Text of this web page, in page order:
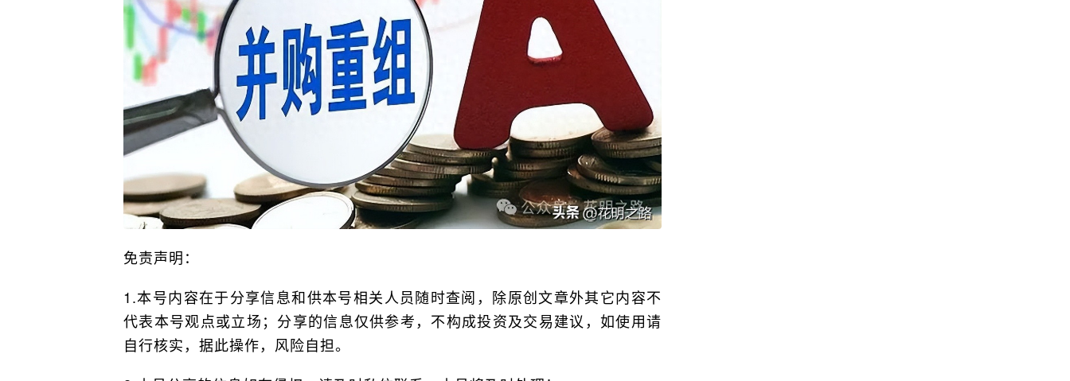
免责声明：
1.本号内容在于分享信息和供本号相关人员随时查阅，除原创文章外其它内容不
代表本号观点或立场；分享的信息仅供参考，不构成投资及交易建议，如使用请
自行核实，据此操作，风险自担。